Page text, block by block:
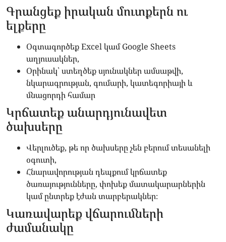
Գրանցեք իրական մուտքերն ու
ելքերը
Օգտագործեք Excel կամ Google Sheets
աղյուսակներ,
Օրինակ՝ ստեղծեք սյունակներ ամսաթվի,
նկարագրության, գումարի, կատեգորիայի և
մնացորդի համար
Կրճատեք անարդյունավետ
ծախսերը
Վերլուծեք, թե որ ծախսերը չեն բերում տեսանելի
օգուտի,
Հնարավորության դեպքում կրճատեք
ծառայությունները, փոխեք մատակարարներին
կամ ընտրեք էժան տարբերակներ։
Կառավարեք վճարումների
ժամանակը